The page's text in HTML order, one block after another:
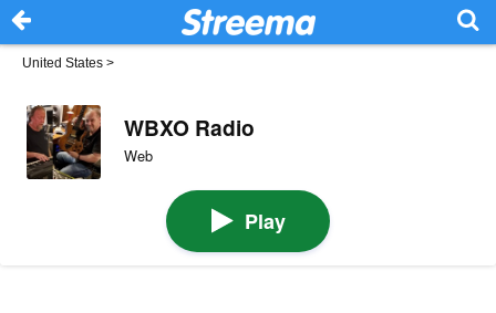
United States >
WBXO Radio
Web
Play